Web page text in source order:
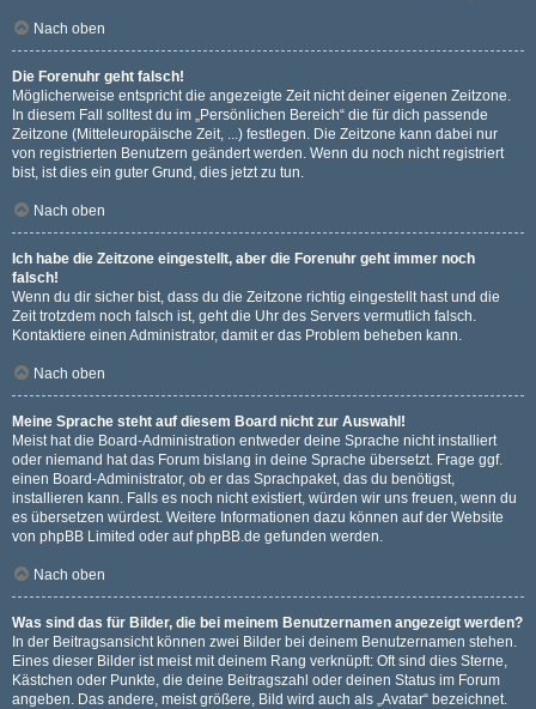
Nach oben
Die Forenuhr geht falsch!
Möglicherweise entspricht die angezeigte Zeit nicht deiner eigenen Zeitzone.
In diesem Fall solltest du im „Persönlichen Bereich“ die für dich passende
Zeitzone (Mitteleuropäische Zeit, ...) festlegen. Die Zeitzone kann dabei nur
von registrierten Benutzern geändert werden. Wenn du noch nicht registriert
bist, ist dies ein guter Grund, dies jetzt zu tun.
Nach oben
Ich habe die Zeitzone eingestellt, aber die Forenuhr geht immer noch
falsch!
Wenn du dir sicher bist, dass du die Zeitzone richtig eingestellt hast und die
Zeit trotzdem noch falsch ist, geht die Uhr des Servers vermutlich falsch.
Kontaktiere einen Administrator, damit er das Problem beheben kann.
Nach oben
Meine Sprache steht auf diesem Board nicht zur Auswahl!
Meist hat die Board-Administration entweder deine Sprache nicht installiert
oder niemand hat das Forum bislang in deine Sprache übersetzt. Frage ggf.
einen Board-Administrator, ob er das Sprachpaket, das du benötigst,
installieren kann. Falls es noch nicht existiert, würden wir uns freuen, wenn du
es übersetzen würdest. Weitere Informationen dazu können auf der Website
von phpBB Limited oder aufphpBB.de gefunden werden.
Nach oben
Was sind das für Bilder, die bei meinem Benutzernamen angezeigt werden?
In der Beitragsansicht können zwei Bilder bei deinem Benutzernamen stehen.
Eines dieser Bilder ist meist mit deinem Rang verknüpft: Oft sind dies Sterne,
Kästchen oder Punkte, die deine Beitragszahl oder deinen Status im Forum
angeben. Das andere, meist größere, Bild wird auch als „Avatar“ bezeichnet.